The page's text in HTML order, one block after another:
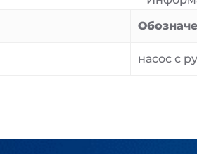
насос с